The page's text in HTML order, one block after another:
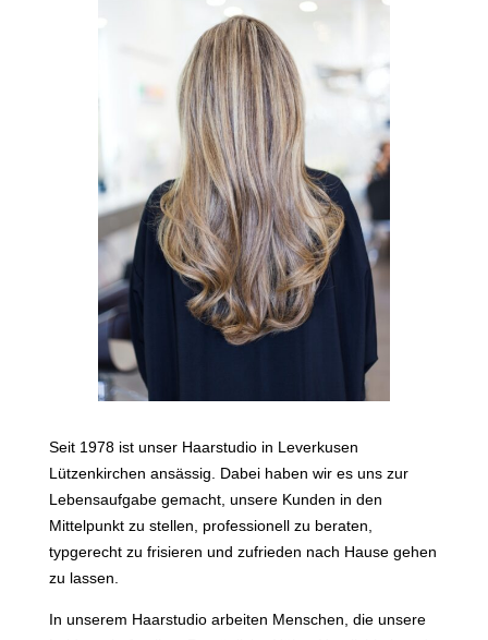
Seit 1978 ist unser Haarstudio in Leverkusen
Lützenkirchen ansässig. Dabei haben wir es uns zur
Lebensaufgabe gemacht, unsere Kunden in den
Mittelpunkt zu stellen, professionell zu beraten,
typgerecht zu frisieren und zufrieden nach Hause gehen
zu lassen.
In unserem Haarstudio arbeiten Menschen, die unsere